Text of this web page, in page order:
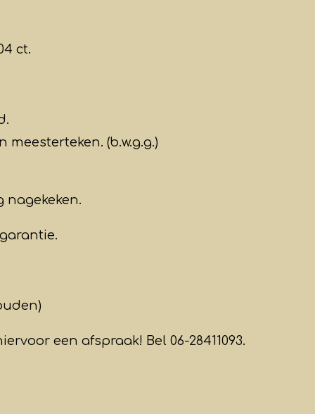
ct.
meesterteken. (b.w.g.g.)
nagekeken.
een afspraak! Bel 06-28411093.